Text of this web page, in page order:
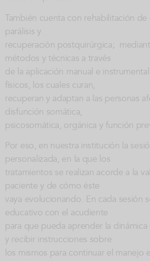
También cuenta con rehabilitación
parálisis y
recuperación postquirúrgica;
métodos y técnicas a través
de la aplicación manual e
físicos, los cuales curan,
recuperan y adaptan a las personas
disfunción somática,
psicosomática, orgánica y función
Por eso, en nuestra institución la
personalizada, en la que los
tratamientos se realizan acorde a la
paciente y de cómo éste
vaya evolucionando. En cada sesión
educativo con el acudiente
para que pueda aprender la
y recibir instrucciones sobre
los mismos para continuar el manejo